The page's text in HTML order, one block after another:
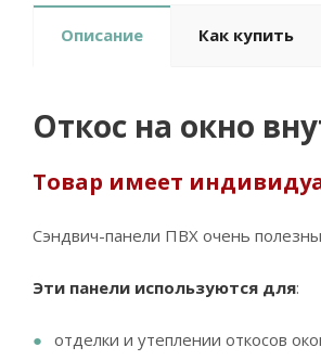
Описание Как купить
Откос на окно
Товар имеет
Сэндвич-панели ПВХ очень
Эти панели используются для:
отделки и утеплении откосов